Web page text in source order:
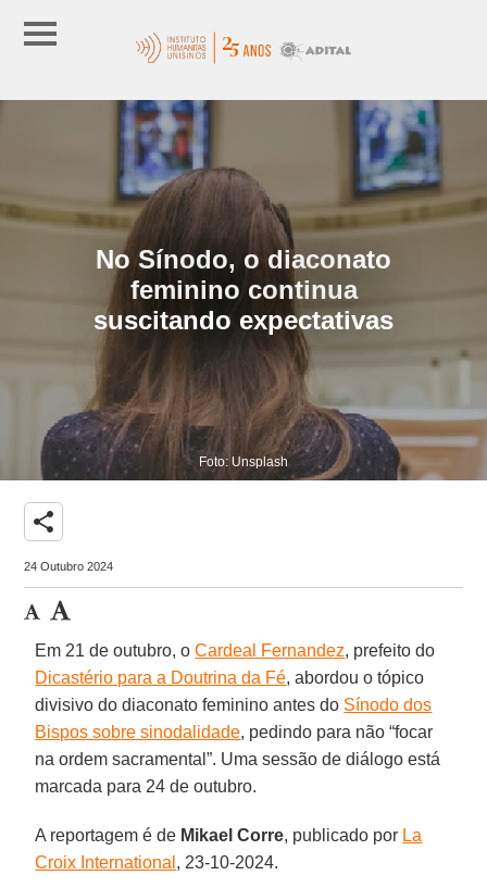
No Sínodo, o diaconato
feminino continua
suscitando expectativas
Foto: Unsplash
share
24 Outubro 2024
Em 21 de outubro, oCardeal Fernandez, prefeito do
Dicastério para a Doutrina da Fé, abordou o tópico
divisivo do diaconato feminino antes do Sínodo dos
Bispos sobre sinodalidade, pedindo para não “focar
na ordem sacramental”. Uma sessão de diálogo está
marcada para 24 de outubro.
A reportagem é de Mikael Corre, publicado por La
Croix International , 23-10-2024.